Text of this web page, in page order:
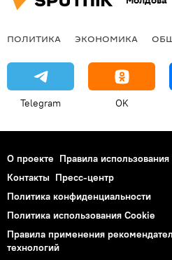
ПОЛИТИКА ЭКОНОМИКА
Telegram OK
О проекте Правила использования
Контакты Пресс-центр
Политика конфиденциальности
Политика использования Cookie
Правила применения
технологий